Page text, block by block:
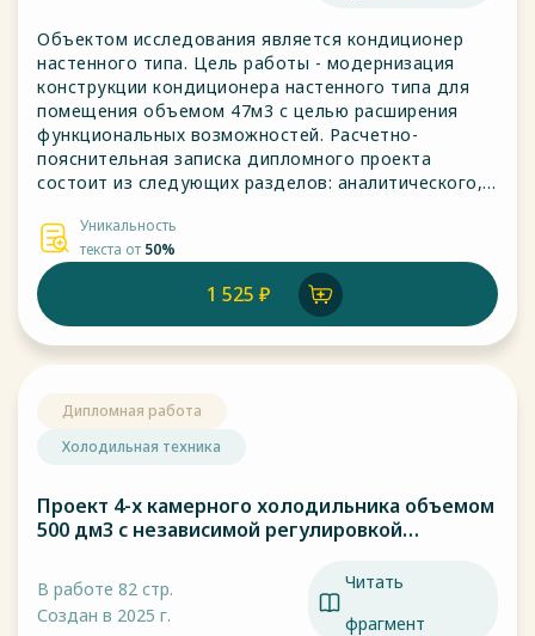
Объектом исследования является кондиционер
настенного типа. Цель работы - модернизация
конструкции кондиционера настенного типа для
помещения объемом 47м3 с целью расширения
функциональных возможностей. Расчетно-
пояснительная записка дипломного проекта
состоит из следующих разделов: аналитического,
экономического, заключения, списка используемой
литературы, приложения.
Уникальность
текста от 50%
1 525 ₽
Дипломная работа
Холодильная техника
Проект 4-х камерного холодильника объемом
500 дм3 с независимой регулировкой
В работе 82 стр.
Создан в 2025 г.
Читать
фрагмент